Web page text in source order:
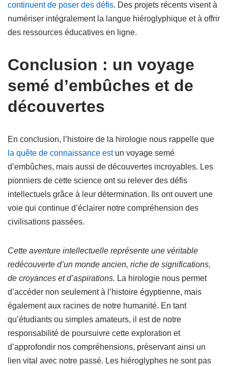
continuent de poser des défis. Des projets récents visent à
numériser intégralement la langue hiéroglyphique et à offrir
des ressources éducatives en ligne.
Conclusion : un voyage
semé d’embûches et de
découvertes
En conclusion, l’histoire de la hirologie nous rappelle que
la quête de connaissance estun voyage semé
d’embûches, mais aussi de découvertes incroyables. Les
pionniers de cette science ont su relever des défis
intellectuels grâce à leur détermination. Ils ont ouvert une
voie qui continue d’éclairer notre compréhension des
civilisations passées.
Cette aventure intellectuelle représente une véritable
redécouverte d’un monde ancien, riche de significations,
de croyances et d’aspirations. La hirologie nous permet
d’accéder non seulement à l’histoire égyptienne, mais
également aux racines de notre humanité. En tant
qu’étudiants ou simples amateurs, il est de notre
responsabilité de poursuivre cette exploration et
d’approfondir nos compréhensions, préservant ainsi un
lien vital avec notre passé. Les hiéroglyphes ne sont pas